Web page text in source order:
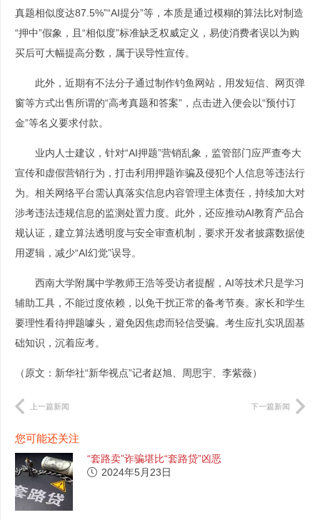
真题相似度达87.5%”“AI提分”等，本质是通过模糊的算法比对制造
“押中”假象，且“相似度”标准缺乏权威定义，易使消费者误以为购
买后可大幅提高分数，属于误导性宣传。
此外，近期有不法分子通过制作钓鱼网站，用发短信、网页弹
窗等方式出售所谓的“高考真题和答案”，点击进入便会以“预付订
金”等名义要求付款。
业内人士建议，针对“AI押题”营销乱象，监管部门应严查夸大
宣传和虚假营销行为，打击利用押题诈骗及侵犯个人信息等违法行
为。相关网络平台需认真落实信息内容管理主体责任，持续加大对
涉考违法违规信息的监测处置力度。此外，还应推动AI教育产品合
规认证，建立算法透明度与安全审查机制，要求开发者披露数据使
用逻辑，减少“AI幻觉”误导。
西南大学附属中学教师王浩等受访者提醒，AI等技术只是学习
辅助工具，不能过度依赖，以免干扰正常的备考节奏。家长和学生
要理性看待押题噱头，避免因焦虑而轻信受骗。考生应扎实巩固基
础知识，沉着应考。
​（原文：新华社“新华视点”记者赵旭、周思宇、李紫薇）
上一篇新闻 下一篇新闻
您可能还关注
“套路卖”诈骗堪比“套路贷”凶恶
2024年5月23日